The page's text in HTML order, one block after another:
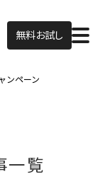
無料お試し
ンペーン
一覧